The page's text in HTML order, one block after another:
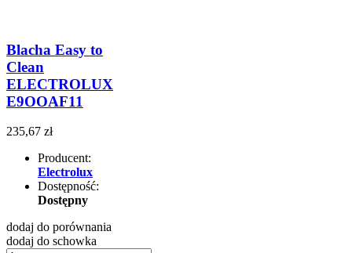
Blacha Easy to
Clean
ELECTROLUX
E9OOAF11
235,67 zł
Producent:
Electrolux
Dostępność:
Dostępny
dodaj do porównania
dodaj do schowka